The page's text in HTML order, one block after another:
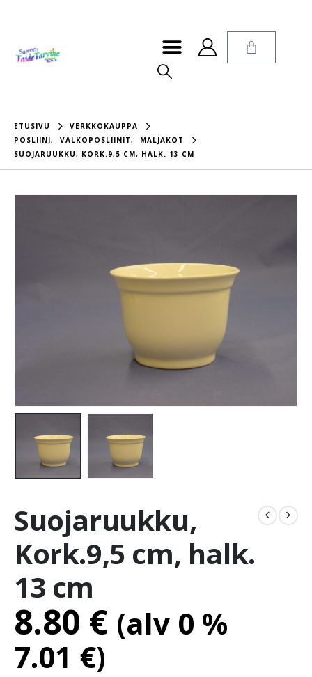
ETUSIVU
VERKKOKAUPPA
POSLIINI, VALKOPOSLIINIT,
MALJAKOT
SUOJARUUKKU, KORK.9,5 CM, HALK. 13 CM
Suojaruukku,
Kork.9,5 cm, halk.
13 cm
8.80 € (alv 0 %
7.01 €)